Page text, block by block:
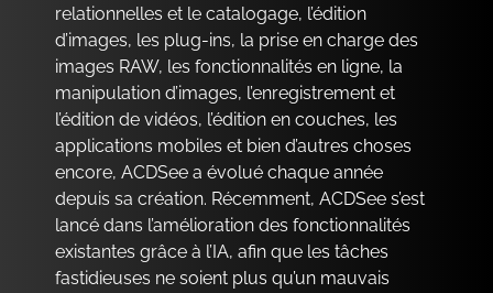
relationnelles et le catalogage, l’édition
d’images, les plug-ins, la prise en charge des
images RAW, les fonctionnalités en ligne, la
manipulation d’images, l’enregistrement et
l’édition de vidéos, l’édition en couches, les
applications mobiles et bien d’autres choses
encore, ACDSee a évolué chaque année
depuis sa création. Récemment, ACDSee s’est
lancé dans l’amélioration des fonctionnalités
existantes grâce à l’IA, afin que les tâches
fastidieuses ne soient plus qu’un mauvais